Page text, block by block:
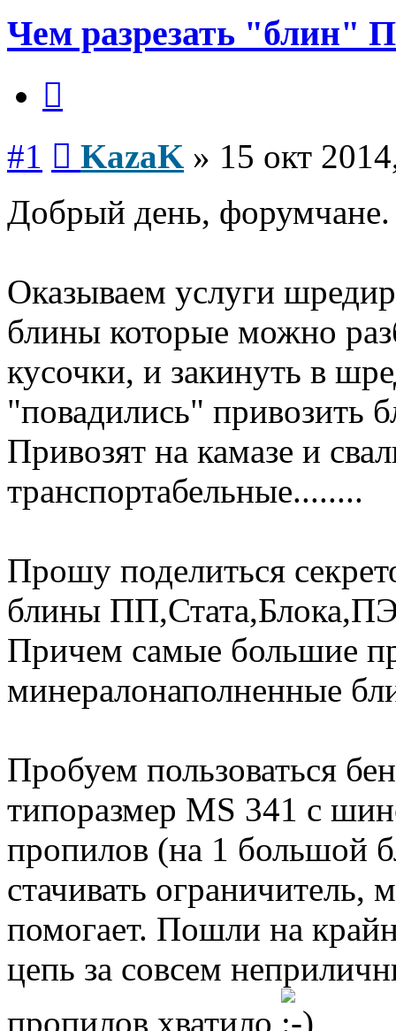
Чем разрезать "блин"
#1 KazaK » 15 окт
Добрый день, форумчане.
Оказываем услуги
блины которые можно
кусочки, и закинуть в
"повадились" привозить
Привозят на камазе и
транспортабельные........
Прошу поделиться
блины
Причем самые большие
минералонаполненные
Пробуем пользоваться
типоразмер MS 341 с
пропилов (на 1 большой
стачивать ограничитель,
помогает. Пошли на
цепь за совсем
пропилов хватило